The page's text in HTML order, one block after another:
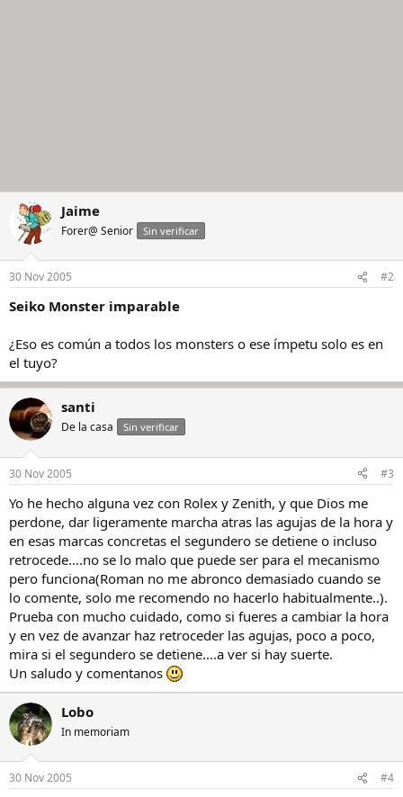
Jaime
Forer@ Senior Sin verificar
30 Nov 2005 #2
Seiko Monster imparable
¿Eso es común a todos los monsters o ese ímpetu solo es en
el tuyo?
santi
De la casa Sin verificar
30 Nov 2005 #3
Yo he hecho alguna vez con Rolex y Zenith, y que Dios me
perdone, dar ligeramente marcha atras las agujas de la hora y
en esas marcas concretas el segundero se detiene o incluso
retrocede....no se lo malo que puede ser para el mecanismo
pero funciona(Roman no me abronco demasiado cuando se
lo comente, solo me recomendo no hacerlo habitualmente..).
Prueba con mucho cuidado, como si fueres a cambiar la hora
y en vez de avanzar haz retroceder las agujas, poco a poco,
mira si el segundero se detiene....a ver si hay suerte.
Un saludo y comentanos
Lobo
In memoriam
30 Nov 2005 #4